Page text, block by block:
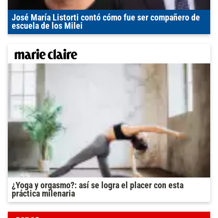
José María Listorti contó cómo fue ser compañero de
escuela de los Milei
¿Yoga y orgasmo?: así se logra el placer con esta
práctica milenaria